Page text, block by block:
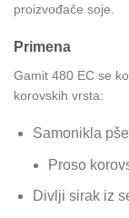
proizvođače soje.
Primena
Gamit 480 EC se
korovskih vrsta:
Samonikla
Proso
Divlji sirak iz